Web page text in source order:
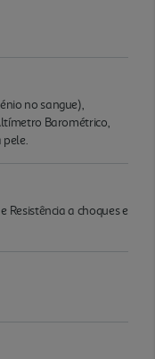
no sangue),
Barométrico,
pele.
Resistência a choques e